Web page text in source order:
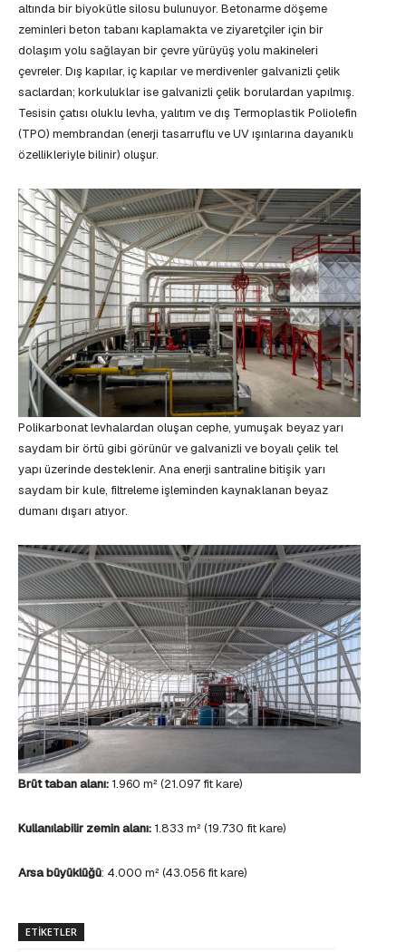
altında bir biyokütle silosu bulunuyor. Betonarme döşeme
zeminleri beton tabanı kaplamakta ve ziyaretçiler için bir
dolaşım yolu sağlayan bir çevre yürüyüş yolu makineleri
çevreler. Dış kapılar, iç kapılar ve merdivenler galvanizli çelik
saclardan; korkuluklar ise galvanizli çelik borulardan yapılmış.
Tesisin çatısı oluklu levha, yalıtım ve dış Termoplastik Poliolefin
(TPO) membrandan (enerji tasarruflu ve UV ışınlarına dayanıklı
özellikleriyle bilinir) oluşur.
Polikarbonat levhalardan oluşan cephe, yumuşak beyaz yarı
saydam bir örtü gibi görünür ve galvanizli ve boyalı çelik tel
yapı üzerinde desteklenir. Ana enerji santraline bitişik yarı
saydam bir kule, filtreleme işleminden kaynaklanan beyaz
dumanı dışarı atıyor.
Brüt taban alanı: 1.960 m² (21.097 fit kare)
Kullanılabilir zemin alanı: 1.833 m² (19.730 fit kare)
Arsa büyüklüğü: 4.000 m² (43.056 fit kare)
ETIKETLER